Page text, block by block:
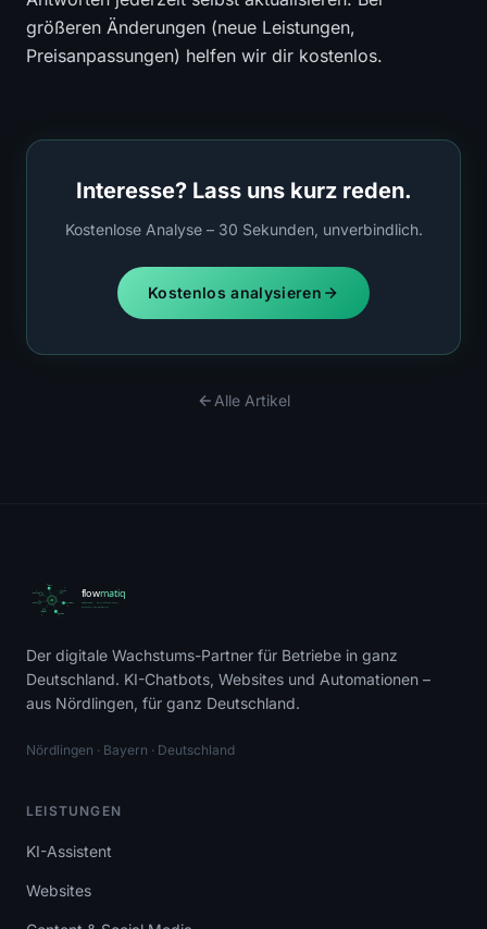
größeren Änderungen (neue Leistungen,
Preisanpassungen) helfen wir dir kostenlos.
Interesse? Lass uns kurz reden.
Kostenlose Analyse – 30 Sekunden, unverbindlich.
Kostenlos analysieren
Alle Artikel
Der digitale Wachstums-Partner für Betriebe in ganz
Deutschland. KI-Chatbots, Websites und Automationen –
aus Nördlingen, für ganz Deutschland.
Nördlingen · Bayern · Deutschland
LEISTUNGEN
KI-Assistent
Websites
Matiq
KI-Assistent · Online
von Flowmatiq.